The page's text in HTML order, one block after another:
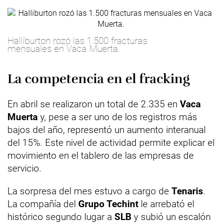
Halliburton rozó las 1.500 fracturas
mensuales en Vaca Muerta.
La competencia en el fracking
En abril se realizaron un total de 2.335 en Vaca
Muerta y, pese a ser uno de los registros más
bajos del año, representó un aumento interanual
del 15%. Este nivel de actividad permite explicar el
movimiento en el tablero de las empresas de
servicio.
La sorpresa del mes estuvo a cargo de Tenaris.
La compañía del Grupo Techint le arrebató el
histórico segundo lugar a SLB y subió un escalón